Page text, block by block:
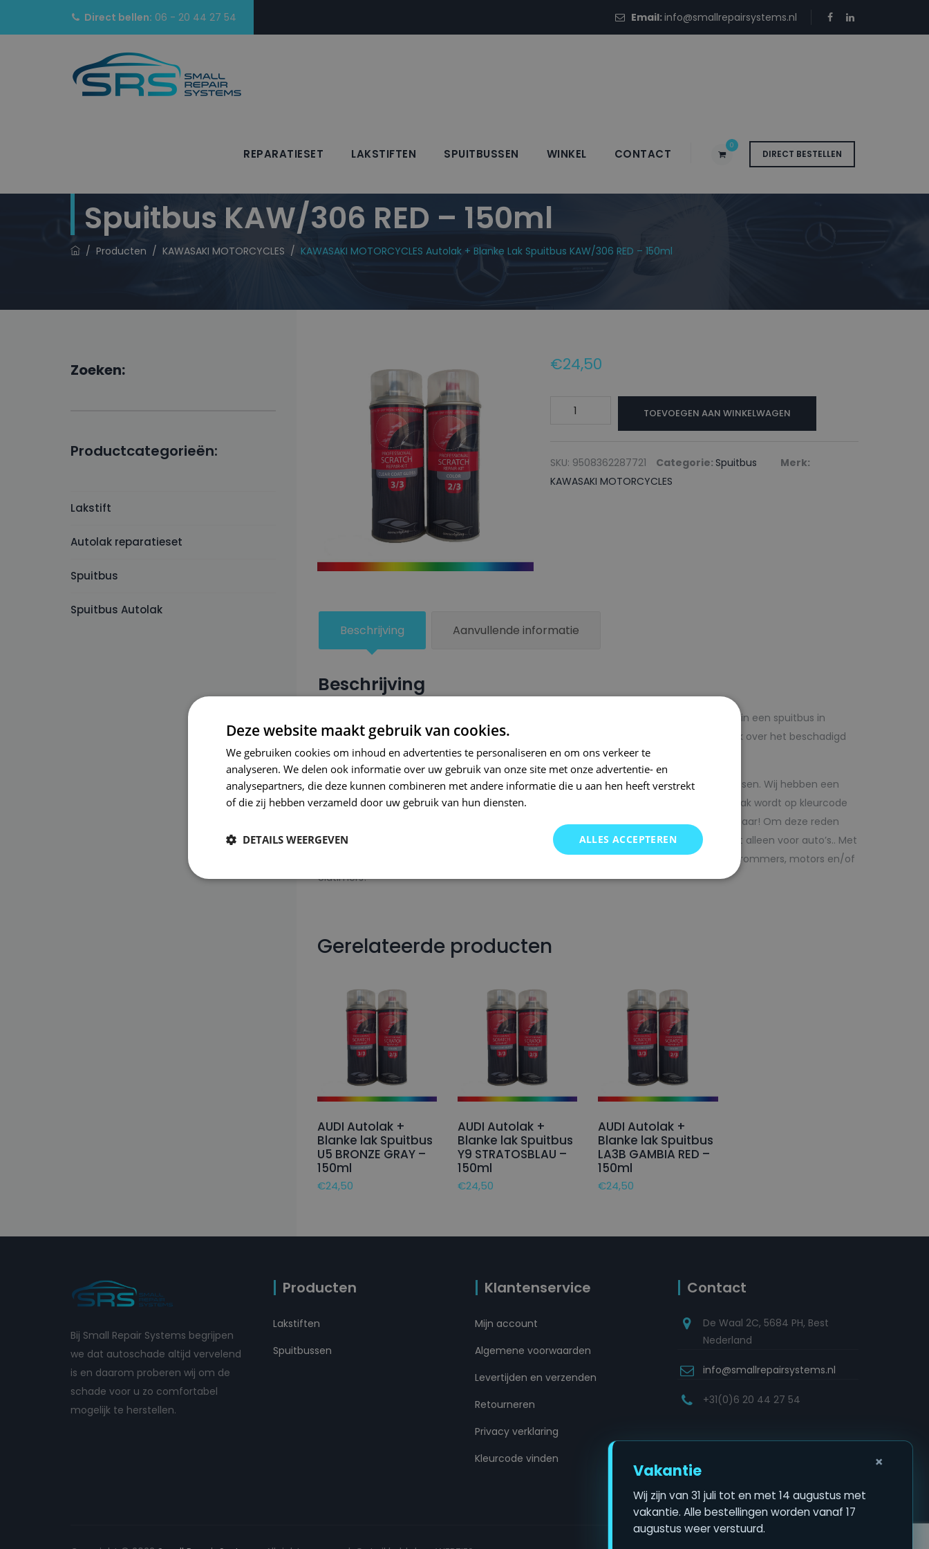
Direct bellen: 06 - 20 44 27 54 Email:info@smallrepairsystems.nl
DIRECT BESTELLEN
0
REPARATIESET LAKSTIFTEN SPUITBUSSEN WINKEL CONTACT
KAWASAKI MOTORCYCLES Autolak + Blanke Lak
Spuitbus KAW/306 RED – 150ml
/ Producten / KAWASAKI MOTORCYCLES / KAWASAKI MOTORCYCLES Autolak + Blanke Lak Spuitbus KAW/306 RED – 150ml
€24,50
KAWASAKI
+
Blanke
TOEVOEGEN AAN WINKELWAGEN
SKU: 9508362287721 Categorie: Spuitbus
Merk:
KAWASAKI MOTORCYCLES
Beschrijving Aanvullende informatie
Beschrijving
Een groter beschadigd oppervlak van je auto behandel je nu zelf voordelig met autolak in een spuitbus in
combinatie met blanke lak van Small Repair Systems. U dient op voorhand de blanke lak over het beschadigd
oppervlak te spuiten zodat de kleurlak beter hecht.
Bij SRS bent u aan het juiste adres wanneer het gaat om hoge kwaliteit autolak spuitbussen. Wij hebben een
gigantisch assortiment met oneindig veel kleurencombinaties in ons arsenaal. De autolak wordt op kleurcode
of kleurnaam gemaakt en is afgevuld met professionele verf. Direct uit voorraad leverbaar! Om deze reden
garanderen wij dat u altijd de gewenste kleur voor uw auto bij SRS kunt vinden. Maar niet alleen voor auto’s.. Met
onze A-kwaliteit spuitbussen kunt u bij ons ook terecht voor bedrijfswagens, scooters, brommers, motors en/of
oldtimers!
Gerelateerde producten
AUDI Autolak +
Blanke lak Spuitbus
U5 BRONZE GRAY –
150ml
€24,50
AUDI Autolak +
Blanke lak Spuitbus
Y9 STRATOSBLAU –
150ml
€24,50
AUDI Autolak +
Blanke lak Spuitbus
LA3B GAMBIA RED –
150ml
€24,50
Zoeken:
Productcategorieën:
Lakstift
Autolak reparatieset
Spuitbus
Spuitbus Autolak
Bij Small Repair Systems begrijpen
we dat autoschade altijd vervelend
is en daarom proberen wij om de
schade voor u zo comfortabel
mogelijk te herstellen.
Producten
Lakstiften
Spuitbussen
Klantenservice
Mijn account
Algemene voorwaarden
Levertijden en verzenden
Retourneren
Privacy verklaring
Kleurcode vinden
Contact
De Waal 2C, 5684 PH, Best
Nederland
info@smallrepairsystems.nl
+31(0)6 20 44 27 54
×
Vakantie
Wij zijn van 31 juli tot en met 14 augustus met
vakantie. Alle bestellingen worden vanaf 17
augustus weer verstuurd.
Deze website maakt gebruik van cookies.
We gebruiken cookies om inhoud en advertenties te personaliseren en om ons verkeer te
analyseren. We delen ook informatie over uw gebruik van onze site met onze advertentie- en
analysepartners, die deze kunnen combineren met andere informatie die u aan hen heeft verstrekt
of die zij hebben verzameld door uw gebruik van hun diensten.
ALLES ACCEPTEREN
DETAILS WEERGEVEN